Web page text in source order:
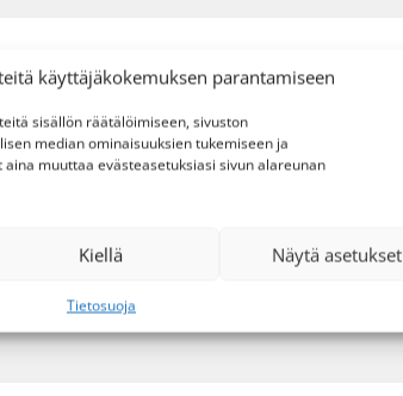
käyttäjäkokemuksen parantamiseen
sisällön räätälöimiseen, sivuston
median ominaisuuksien tukemiseen ja
muuttaa evästeasetuksiasi sivun alareunan
Kiellä Näytä asetukset
Tietosuoja